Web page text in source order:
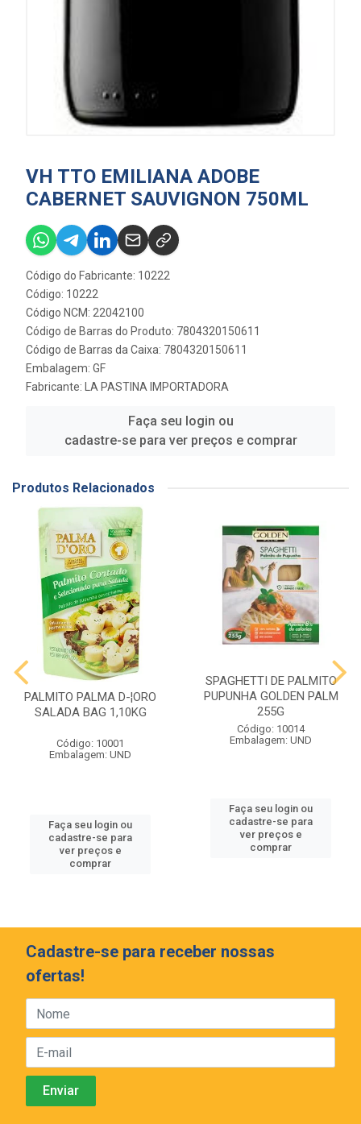
VH TTO EMILIANA ADOBE
CABERNET SAUVIGNON 750ML
Código do Fabricante: 10222
Código: 10222
Código NCM: 22042100
Código de Barras do Produto: 7804320150611
Código de Barras da Caixa: 7804320150611
Embalagem: GF
Fabricante: LA PASTINA IMPORTADORA
Faça seu login ou
cadastre-se para ver preços e comprar
Produtos Relacionados
PALMITO PALMA D-¦ORO
SALADA BAG 1,10KG
Código: 10001
Embalagem: UND
Faça seu login ou
cadastre-se para
ver preços e
comprar
SPAGHETTI DE PALMITO
PUPUNHA GOLDEN PALM
255G
Código: 10014
Embalagem: UND
Faça seu login ou
cadastre-se para
ver preços e
comprar
Cadastre-se para receber nossas
ofertas!